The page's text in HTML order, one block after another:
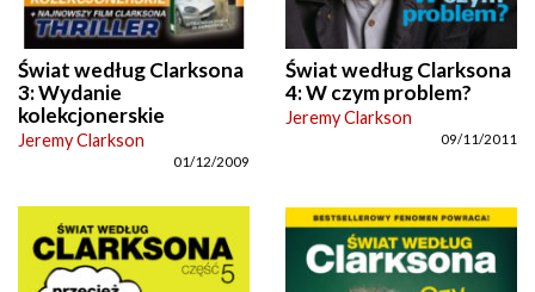
Świat według Clarksona
3: Wydanie
kolekcjonerskie
Jeremy Clarkson
01/12/2009
Świat według Clarksona
4: W czym problem?
Jeremy Clarkson
09/11/2011